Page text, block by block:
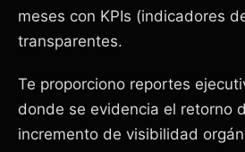
meses con KPIs (indicadores
transparentes.
Te proporciono reportes
donde se evidencia el retorno
incremento de visibilidad